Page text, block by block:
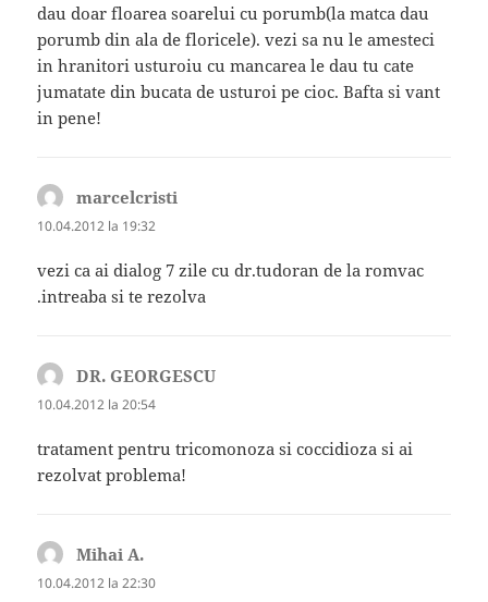
dau doar floarea soarelui cu porumb(la matca dau
porumb din ala de floricele). vezi sa nu le amesteci
in hranitori usturoiu cu mancarea le dau tu cate
jumatate din bucata de usturoi pe cioc. Bafta si vant
in pene!
marcelcristi
10.04.2012 la 19:32
vezi ca ai dialog 7 zile cu dr.tudoran de la romvac
.intreaba si te rezolva
DR. GEORGESCU
10.04.2012 la 20:54
tratament pentru tricomonoza si coccidioza si ai
rezolvat problema!
Mihai A.
10.04.2012 la 22:30